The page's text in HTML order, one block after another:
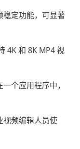
稳定功能，可显著
4K 和 8K MP4 视
个应用程序中，
视频编辑人员使